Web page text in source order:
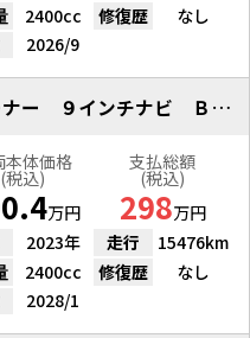
2400cc 修復歴
なし
2026/9
ＢＲＺ Ｓ ６ＭＴ ワンオーナー ９インチナビ Ｂカメラ ＥＴＣ２．０
本体価格
(税込)
万円
支払総額
(税込)
298万円
2023年 走行
15476km
2400cc 修復歴
なし
2028/1